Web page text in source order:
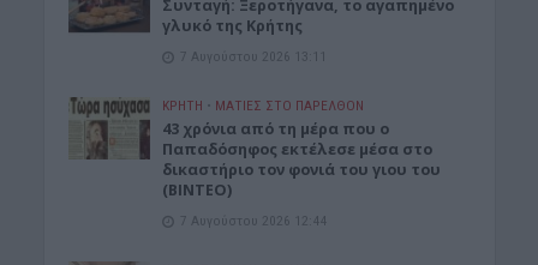
Συνταγή: Ξεροτήγανα, το αγαπημένο
γλυκό της Κρήτης
7 Αυγούστου 2026 13:11
ΚΡΗΤΗ • ΜΑΤΙΕΣ ΣΤΟ ΠΑΡΕΛΘΟΝ
43 χρόνια από τη μέρα που ο
Παπαδόσηφος εκτέλεσε μέσα στο
δικαστήριο τον φονιά του γιου του
(ΒΙΝΤΕΟ)
7 Αυγούστου 2026 12:44